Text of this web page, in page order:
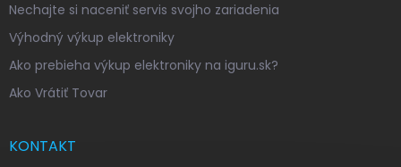
Nechajte si naceniť servis svojho zariadenia
Výhodný výkup elektroniky
Ako prebieha výkup elektroniky na iguru.sk?
Ako Vrátiť Tovar
KONTAKT